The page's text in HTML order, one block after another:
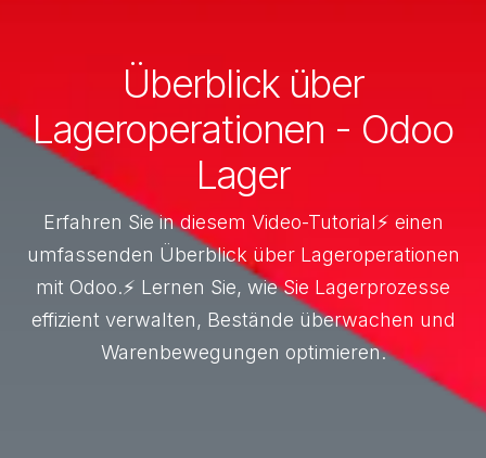
Überblick über
Lageroperationen - Odoo
Lager
Erfahren Sie in diesem Video-Tutorial⚡ einen
umfassenden Überblick über Lageroperationen
mit Odoo.⚡ Lernen Sie, wie Sie Lagerprozesse
effizient verwalten, Bestände überwachen und
Warenbewegungen optimieren.